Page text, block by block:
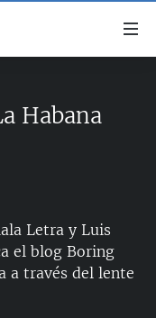
DE EEUU
Habana
Letra y Luis
el blog Boring
a través del lente